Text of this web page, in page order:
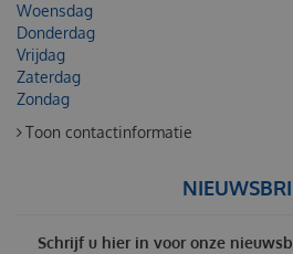
Woensdag
Donderdag
Vrijdag
Zaterdag
Zondag
Toon contactinformatie
Schrijf u hier in voor onze